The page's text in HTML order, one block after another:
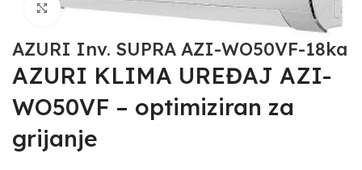
Click to enlarge
AZURI Inv. SUPRA AZI-WO50VF-18ka
AZURI KLIMA UREĐAJ AZI-
WO50VF – optimiziran za
grijanje